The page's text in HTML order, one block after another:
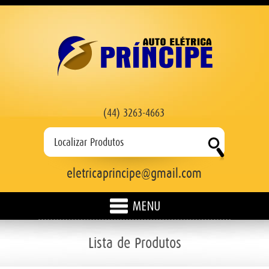
(44) 3263-4663
eletricaprincipe@gmail.com
EMPRESA
Lista de Produtos